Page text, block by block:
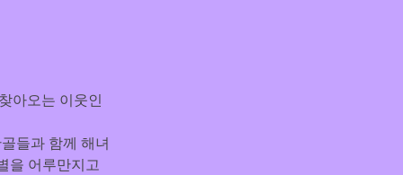
아오는 이웃인
들과 함께 해녀
을 어루만지고